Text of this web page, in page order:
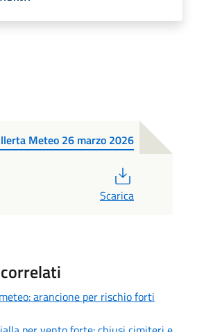
Meteo 26 marzo 2026
Scarica
arancione per rischio forti